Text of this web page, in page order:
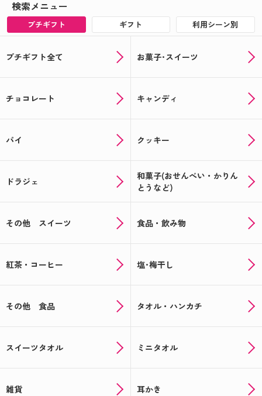
まだ間に合う！オリジナルの母の日ギフト☆
母の日にオリジナルお菓子で感謝を伝えよう☆彡
☆★記念品や送別品に★☆思い出を形に出来るオリ
☆★注文受付中★☆あなただけのバレンタインギフ
トが作れる！
菓子・お酒ギフト～
る！全員もらえるお得なキャンペーン情報
会えなくても顔見せできる★写真入り★敬老の日ギ
帰省の手土産や夏の思い出に♪オリジナルのお菓子
夏に贈って喜ばれる！オリジナルギフト特集★☆
検索メニュー
プチギフト ギフト 利用シーン別
プチギフト全て お菓子･スイーツ
チョコレート キャンディ
パイ クッキー
ドラジェ
和菓子(おせんべい・かりん
とうなど)
その他 スイーツ 食品・飲み物
紅茶・コーヒー 塩･梅干し
その他 食品 タオル・ハンカチ
スイーツタオル ミニタオル
雑貨 耳かき